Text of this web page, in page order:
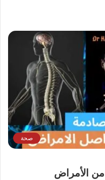
صحة
من الأمراض